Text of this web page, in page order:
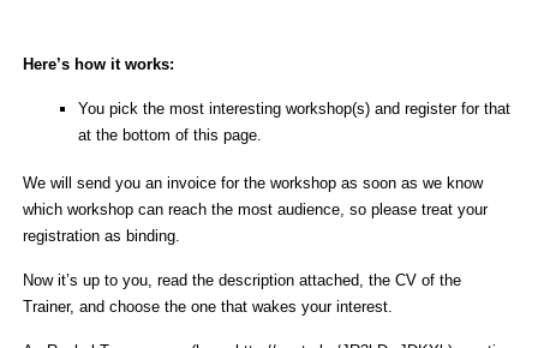
Here’s how it works:
You pick the most interesting workshop(s) and register for that
at the bottom of this page.
We will send you an invoice for the workshop as soon as we know
which workshop can reach the most audience, so please treat your
registration as binding.
Now it’s up to you, read the description attached, the CV of the
Trainer, and choose the one that wakes your interest.